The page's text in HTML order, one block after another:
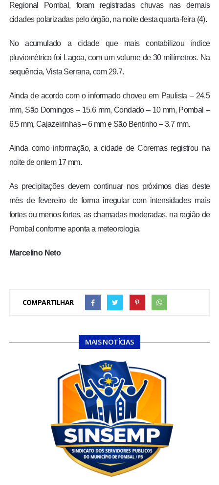
Regional Pombal, foram registradas chuvas nas demais
cidades polarizadas pelo órgão, na noite desta quarta-feira (4).
No acumulado a cidade que mais contabilizou índice
pluviométrico foi Lagoa, com um volume de 30 milímetros. Na
sequência, Vista Serrana, com 29.7.
Ainda de acordo com o informado choveu em Paulista – 24.5
mm, São Domingos – 15.6 mm, Condado – 10 mm, Pombal –
6.5 mm, Cajazeirinhas – 6 mm e São Bentinho – 3.7 mm.
Ainda como informação, a cidade de Coremas registrou na
noite de ontem 17 mm.
As precipitações devem continuar nos próximos dias deste
mês de fevereiro de forma irregular com intensidades mais
fortes ou menos fortes, as chamadas moderadas, na região de
Pombal conforme aponta a meteorologia.
Marcelino Neto
COMPARTILHAR
MAIS NOTÍCIAS